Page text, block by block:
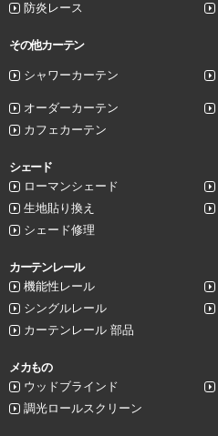
防炎レース
その他カーテン
シャワーカーテン
オーダーカーテン
カフェカーテン
シェード
ローマンシェード
生地貼り換え
シェード修理
カーテンレール
機能性レール
シングルレール
カーテンレール 部品
メカもの
ウッドブラインド
調光ロールスクリーン